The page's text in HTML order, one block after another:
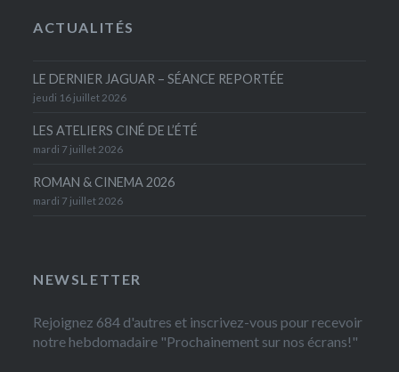
ACTUALITÉS
LE DERNIER JAGUAR – SÉANCE REPORTÉE
jeudi 16 juillet 2026
LES ATELIERS CINÉ DE L’ÉTÉ
mardi 7 juillet 2026
ROMAN & CINEMA 2026
mardi 7 juillet 2026
NEWSLETTER
Rejoignez 684 d'autres et inscrivez-vous pour recevoir
notre hebdomadaire "Prochainement sur nos écrans!"